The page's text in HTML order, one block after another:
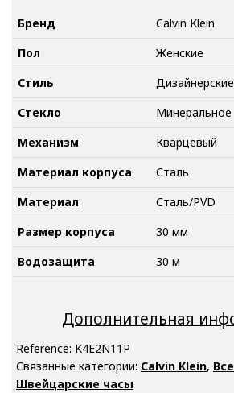
Бренд
Calvin Klein
Пол
Женские
Стиль
Стекло
Минеральное
Механизм
Кварцевый
Материал корпуса
Сталь
Материал
Сталь/PVD
Размер корпуса
30 мм
Водозащита
30 м
Дополнительная
Reference: K4E2N11P
Связанные категории: Calvin Klein,
Швейцарские часы